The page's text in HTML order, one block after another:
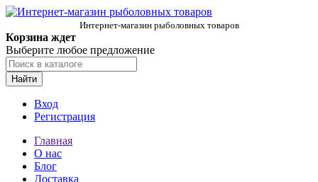
Интернет-магазин рыболовных товаров
Корзина ждет
Выберите любое предложение
Найти
Вход
Регистрация
Главная
О нас
Блог
Доставка